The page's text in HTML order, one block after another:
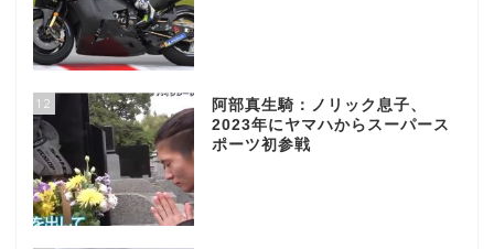
12
阿部真生騎：ノリック息子、
2023年にヤマハからスーパース
ポーツ初参戦